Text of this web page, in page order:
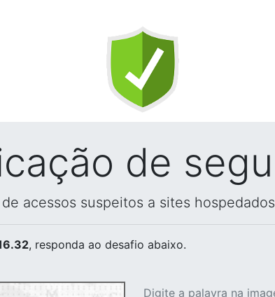
de
acessos suspeitos a sites
, responda ao desafio abaixo.
Digite a palavra na